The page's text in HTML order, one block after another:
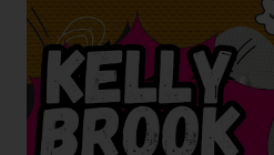
matéria, mergulhamos nos
look, com foco especial no
gravidade e da moda: o salto
Havaianas . A ironia da
Antes de chegarmos aos pés,